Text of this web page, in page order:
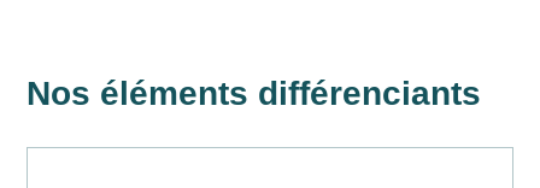
Nos éléments différenciants